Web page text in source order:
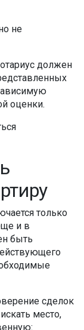
не
должен
оценки.
только
и в
быть
сделок
место,